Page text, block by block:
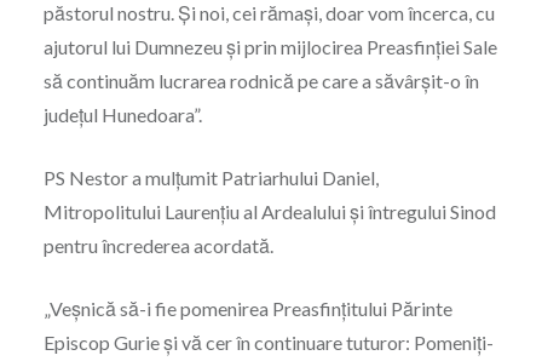
păstorul nostru. Și noi, cei rămași, doar vom încerca, cu
ajutorul lui Dumnezeu și prin mijlocirea Preasfinției Sale
să continuăm lucrarea rodnică pe care a săvârșit-o în
județul Hunedoara”.
PS Nestor a mulțumit Patriarhului Daniel,
Mitropolitului Laurențiu al Ardealului și întregului Sinod
pentru încrederea acordată.
„Veșnică să-i fie pomenirea Preasfințitului Părinte
Episcop Gurie și vă cer în continuare tuturor: Pomeniți-